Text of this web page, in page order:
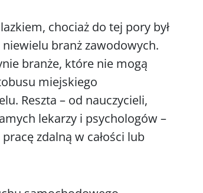
chociaż do tej pory był
branż zawodowych.
branże, które nie mogą
miejskiego
Reszta – od nauczycieli,
lekarzy i psychologów –
zdalną w całości lub